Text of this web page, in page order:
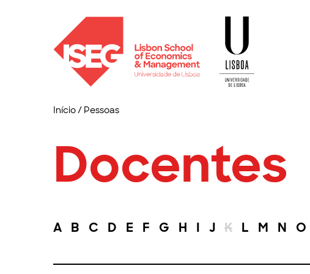
Início/ Pessoas
Docentes
A B C D E F G H I J K L M N O